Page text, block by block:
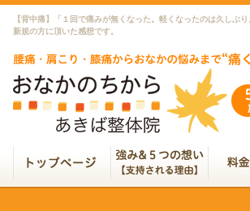
【背中痛】「１回で痛みが無くなった。軽くなったのは久しぶ
新規の方に頂いた感想です。